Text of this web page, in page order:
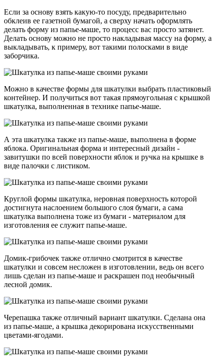
Если за основу взять какую-то посуду, предварительно
обклеив ее газетной бумагой, а сверху начать оформлять
делать форму из папье-маше, то процесс вас просто затянет.
Делать основу можно не просто накладывая массу на форму, а
выкладывать, к примеру, вот такими полосками в виде
заборчика.
Можно в качестве формы для шкатулки выбрать пластиковый
контейнер. И получиться вот такая прямоугольная с крышкой
шкатулка, выполненная в технике папье-маше.
А эта шкатулка также из папье-маше, выполнена в форме
яблока. Оригинальная форма и интересный дизайн -
завитушки по всей поверхности яблок и ручка на крышке в
виде палочки с листиком.
Круглой формы шкатулка, неровная поверхность которой
достигнута наслоением большого слоя бумаги, а сама
шкатулка выполнена тоже из бумаги - материалом для
изготовления ее служит папье-маше.
Домик-грибочек также отлично смотрится в качестве
шкатулки и совсем несложен в изготовлении, ведь он всего
лишь сделан из папье-маше и раскрашен под необычный
лесной домик.
Черепашка также отличный вариант шкатулки. Сделана она
из папье-маше, а крышка декорирована искусственными
цветами-ягодами.